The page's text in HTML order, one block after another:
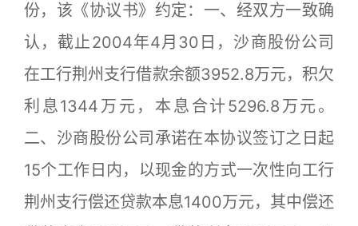
份，该《协议书》约定：一、经双方一致确
认，截止2004年4月30日，沙商股份公司
在工行荆州支行借款余额3952.8万元，积欠
利息1344万元，本息合计5296.8万元。
二、沙商股份公司承诺在本协议签订之日起
15个工作日内，以现金的方式一次性向工行
荆州支行偿还贷款本息1400万元，其中偿还